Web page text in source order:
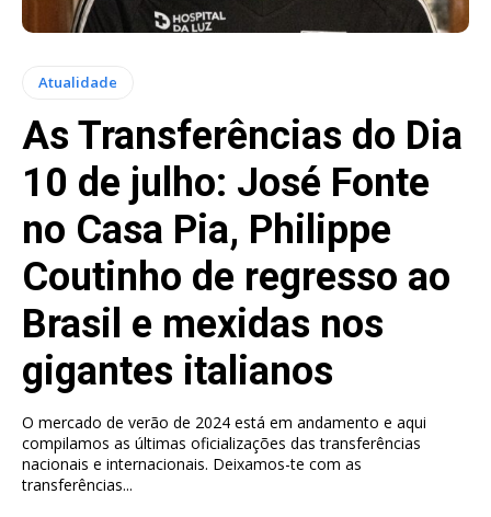
Atualidade
As Transferências do Dia
10 de julho: José Fonte
no Casa Pia, Philippe
Coutinho de regresso ao
Brasil e mexidas nos
gigantes italianos
O mercado de verão de 2024 está em andamento e aqui
compilamos as últimas oficializações das transferências
nacionais e internacionais. Deixamos-te com as
transferências...